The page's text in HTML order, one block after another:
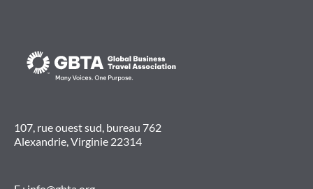
107, rue ouest sud, bureau 762
Alexandrie, Virginie 22314